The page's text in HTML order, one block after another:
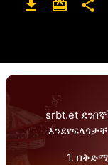
srbt.et
1.